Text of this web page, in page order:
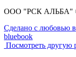
ООО "РСК АЛЬБА" ©
Сделано с любовью в
bluebook
Посмотреть другую